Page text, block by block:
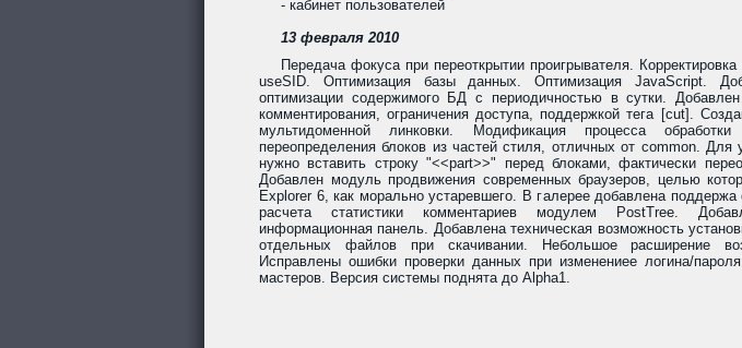
- кабинет пользователей
13 февраля 2010
Передача фокуса при переоткрытии проигрывателя.
useSID. Оптимизация базы данных. Оптимизация JavaScript.
оптимизации содержимого БД с периодичностью в сутки.
комментирования, ограничения доступа, поддержкой тега [cut].
мультидоменной линковки. Модификация процесса
переопределения блоков из частей стиля, отличных от common. Для
нужно вставить строку "<<part>>" перед блоками, фактически
Добавлен модуль продвижения современных браузеров, целью
Explorer 6, как морально устаревшего. В галерее добавлена
расчета статистики комментариев модулем PostTree.
информационная панель. Добавлена техническая возможность
отдельных файлов при скачивании. Небольшое расширение
Исправлены ошибки проверки данных при изменениее логина/
мастеров. Версия системы поднята до Alpha1.